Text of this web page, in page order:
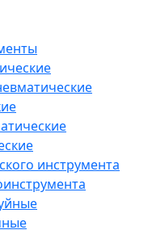
инструмента